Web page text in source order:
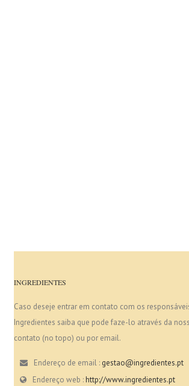
INGREDIENTES
Caso deseje entrar em contato com os
Ingredientes saiba que pode faze-lo através da
contato (no topo) ou por email.
Endereço de email : gestao@ingredientes.pt
Endereço web :http://www.ingredientes.pt